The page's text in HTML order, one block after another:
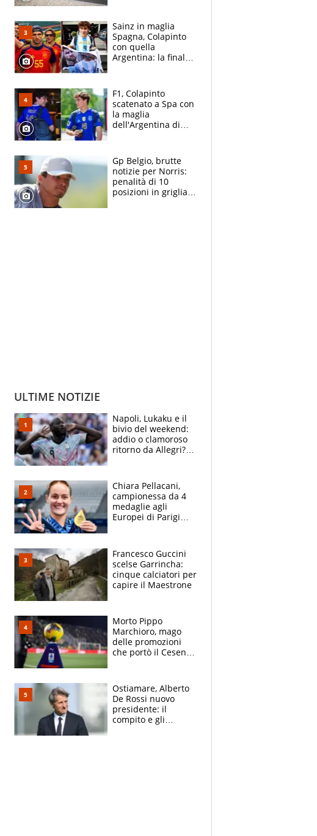
Sainz in maglia
Spagna, Colapinto
con quella
Argentina: la finale
vede l'ora
F1, Colapinto
scatenato a Spa con
la maglia
dell'Argentina di
le parolacce"
Gp Belgio, brutte
notizie per Norris:
penalità di 10
posizioni in griglia,
ULTIME NOTIZIE
Napoli, Lukaku e il
bivio del weekend:
addio o clamoroso
ritorno da Allegri?
Chiara Pellacani,
campionessa da 4
medaglie agli
Europei di Parigi
giornalista, mamma
Francesca
Insegnante e il
fratello calciatore
Francesco Guccini
scelse Garrincha:
cinque calciatori per
capire il Maestrone
Morto Pippo
Marchioro, mago
delle promozioni
che portò il Cesena
di Baresi
Ostiamare, Alberto
De Rossi nuovo
presidente: il
compito e gli